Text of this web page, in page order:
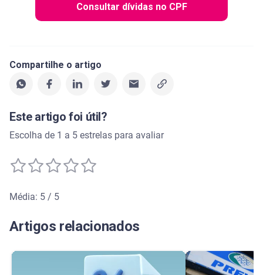
Consultar dívidas no CPF
Compartilhe o artigo
Este artigo foi útil?
Escolha de 1 a 5 estrelas para avaliar
Média: 5 / 5
Artigos relacionados